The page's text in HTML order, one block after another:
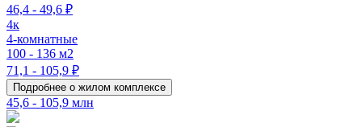
46,4 - 49,6 ₽
4к
4-комнатные
100 - 136 м2
71,1 - 105,9 ₽
Подробнее о жилом комплексе
45,6 - 105,9 млн